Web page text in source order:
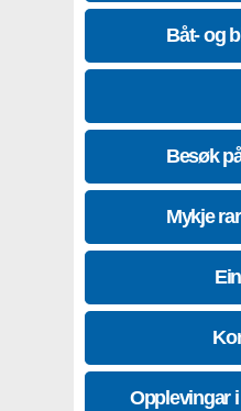
Båt- og
Besøk
Mykje
Opplevingar